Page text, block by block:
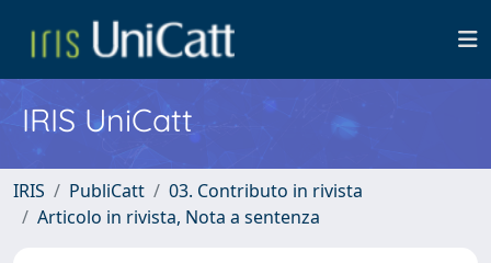
IRIS UniCatt
IRIS PubliCatt
03. Contributo in rivista
Articolo in rivista, Nota a sentenza